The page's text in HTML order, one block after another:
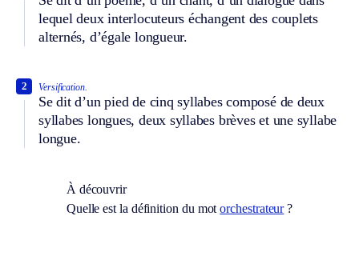
lequel deux interlocuteurs échangent des couplets
alternés, d’égale longueur.
Versification.
Se dit d’un pied de cinq syllabes composé de deux
syllabes longues, deux syllabes brèves et une syllabe
longue.
2
À découvrir
Quelle est la définition du motorchestrateur?